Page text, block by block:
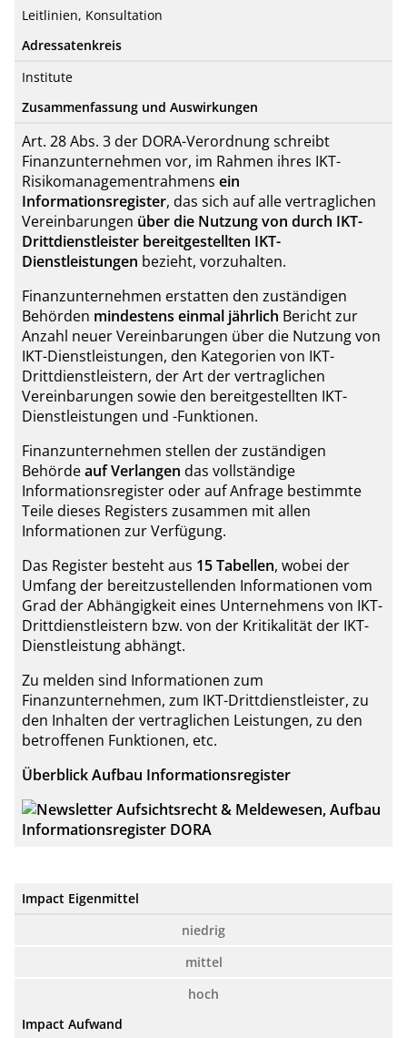
Leitlinien, Konsultation
Adressatenkreis
Institute
Zusammenfassung und Auswirkungen
Art. 28 Abs. 3 der DORA-Verordnung schreibt
Finanzunternehmen vor, im Rahmen ihres IKT-
Risikomanagementrahmens ein
Informationsregister, das sich auf alle vertraglichen
Vereinbarungen über die Nutzung von durch IKT-
Drittdienstleister bereitgestellten IKT-
Dienstleistungen bezieht, vorzuhalten.
Finanzunternehmen erstatten den zuständigen
Behörden mindestens einmal jährlich Bericht zur
Anzahl neuer Vereinbarungen über die Nutzung von
IKT-Dienstleistungen, den Kategorien von IKT-
Drittdienstleistern, der Art der vertraglichen
Vereinbarungen sowie den bereitgestellten IKT-
Dienstleistungen und -Funktionen.
Finanzunternehmen stellen der zuständigen
Behördeauf Verlangen das vollständige
Informationsregister oder auf Anfrage bestimmte
Teile dieses Registers zusammen mit allen
Informationen zur Verfügung.
Das Register besteht aus 15 Tabellen, wobei der
Umfang der bereitzustellenden Informationen vom
Grad der Abhängigkeit eines Unternehmens von IKT-
Drittdienstleistern bzw. von der Kritikalität der IKT-
Dienstleistung abhängt.
Zu melden sind Informationen zum
Finanzunternehmen, zum IKT-Drittdienstleister, zu
den Inhalten der vertraglichen Leistungen, zu den
betroffenen Funktionen, etc.
Überblick Aufbau Informationsregister
Impact Eigenmittel
niedrig
mittel
hoch
Impact Aufwand